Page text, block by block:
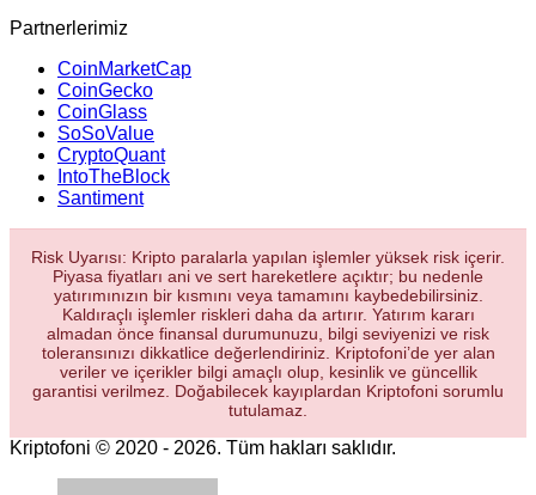
Partnerlerimiz
CoinMarketCap
CoinGecko
CoinGlass
SoSoValue
CryptoQuant
IntoTheBlock
Santiment
Risk Uyarısı: Kripto paralarla yapılan işlemler yüksek risk içerir.
Piyasa fiyatları ani ve sert hareketlere açıktır; bu nedenle
yatırımınızın bir kısmını veya tamamını kaybedebilirsiniz.
Kaldıraçlı işlemler riskleri daha da artırır. Yatırım kararı
almadan önce finansal durumunuzu, bilgi seviyenizi ve risk
toleransınızı dikkatlice değerlendiriniz. Kriptofoni’de yer alan
veriler ve içerikler bilgi amaçlı olup, kesinlik ve güncellik
garantisi verilmez. Doğabilecek kayıplardan Kriptofoni sorumlu
tutulamaz.
Kriptofoni © 2020 - 2026. Tüm hakları saklıdır.